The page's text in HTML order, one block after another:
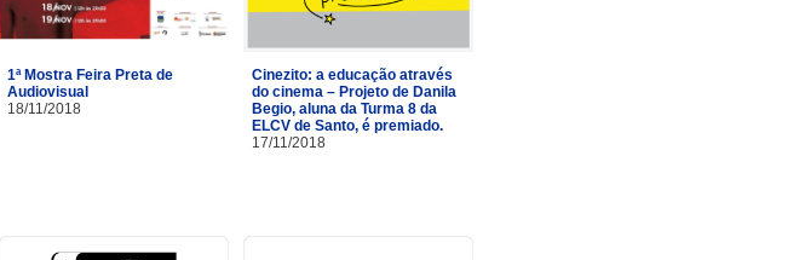
1ª Mostra Feira Preta de
Audiovisual
18/11/2018
Cinezito: a educação através
do cinema – Projeto de Danila
Begio, aluna da Turma 8 da
ELCV de Santo, é premiado.
17/11/2018